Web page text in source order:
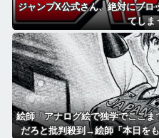
ジャンプX公式さん、絶対にブロ
てしま
絵師「アナログ絵で独学でここ
だろと批判殺到→絵師「本日を